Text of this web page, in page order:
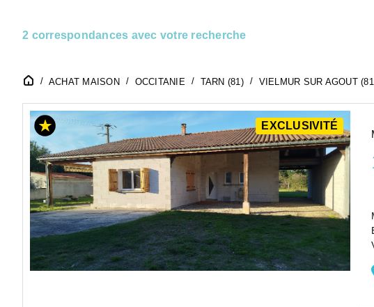
2 correspondances avec votre recherche
ACHAT MAISON OCCITANIE TARN (81) VIELMUR SUR AGOUT
EXCLUSIVITÉ